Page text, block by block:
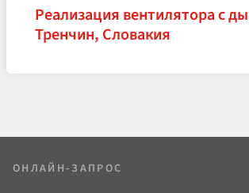
Реализация вентилятора с
Тренчин, Словакия
ОНЛАЙН-ЗАПРОС